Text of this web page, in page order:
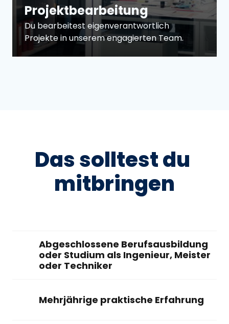
Projektbearbeitung
Du bearbeitest eigenverantwortlich
Projekte in unserem engagierten Team.
Das solltest
mitbringen
Abgeschlossene Berufsausbildung
oder Studium als Ingenieur, Meister
oder Techniker
Mehrjährige praktische Erfahrung